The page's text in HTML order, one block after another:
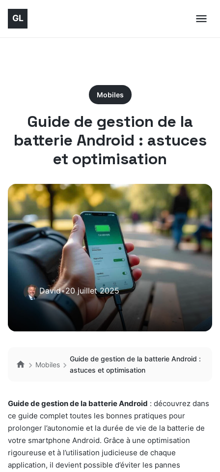
Mobiles
Guide de gestion de la
batterie Android : astuces
et optimisation
David•20 juillet 2025
Mobiles
Guide de gestion de la batterie Android :
astuces et optimisation
Guide de gestion de la batterie Android : découvrez dans
ce guide complet toutes les bonnes pratiques pour
prolonger l’autonomie et la durée de vie de la batterie de
votre smartphone Android. Grâce à une optimisation
rigoureuse et à l’utilisation judicieuse de chaque
application, il devient possible d’éviter les pannes